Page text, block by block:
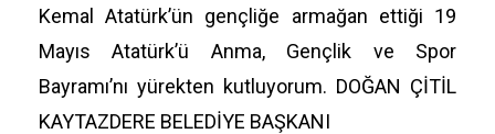
Kemal Atatürk’ün gençliğe armağan ettiği 19
Mayıs Atatürk’ü Anma, Gençlik ve Spor
Bayramı’nı yürekten kutluyorum. DOĞAN ÇİTİL
KAYTAZDERE BELEDİYE BAŞKANI